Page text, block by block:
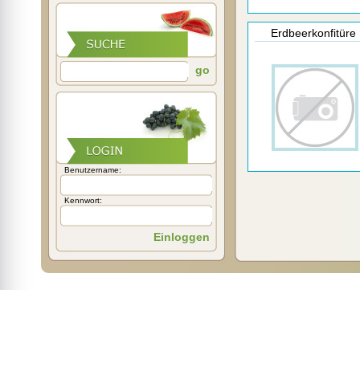
go
Benutzername:
Kennwort:
Einloggen
Erdbeerkonfitüre